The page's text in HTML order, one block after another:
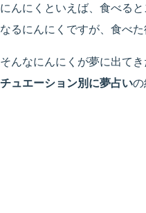
にんにくといえば、食べる
なるにんにくですが、食べ
そんなにんにくが夢に出て
チュエーション別に夢占いの